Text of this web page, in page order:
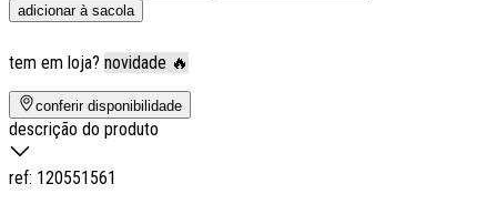
adicionar à sacola
tem em loja? novidade 🔥
conferir disponibilidade
descrição do produto
ref: 120551561